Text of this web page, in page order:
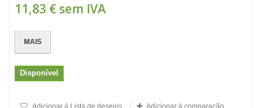
11,83 € sem IVA
MAIS
Disponível
Adicionar à Lista de desejos Adicionar à comparação